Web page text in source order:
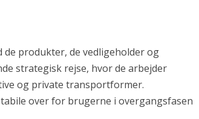
de produkter, de vedligeholder og
strategisk rejse, hvor de arbejder
og private transportformer.
over for brugerne i overgangsfasen